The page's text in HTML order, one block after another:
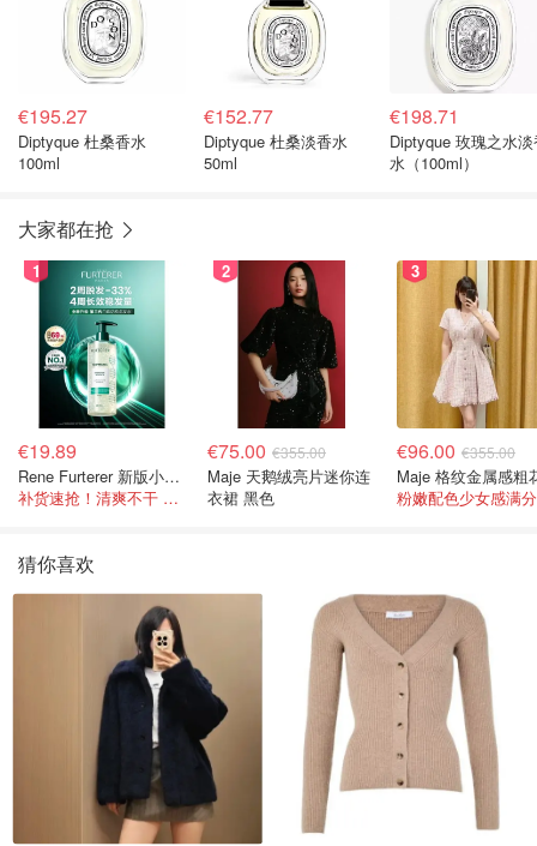
€195.27
Diptyque 杜桑香水
100ml
€152.77
Diptyque 杜桑淡香水
50ml
€198.71
Diptyque 玫瑰之水
水（100ml）
大家都在抢
1
€19.89
Rene Furterer 新版小白珠洗发水 500ml
补货速抢！清爽不干 蓬松强韧秀发
2
€75.00 €355.00
Maje 天鹅绒亮片迷你连
衣裙 黑色
3
€96.00 €355.00
粉嫩配色少女感满
猜你喜欢